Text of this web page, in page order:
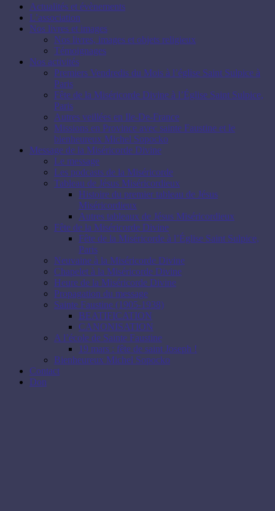
Actualités et évènements
L’association
Nos livres et images
Nos livres, images et objets religieux
Témoignages
Nos activités
Premiers Vendredis du Mois à l’église Saint Sulpice à
Paris
Fête de la Miséricorde Divine à l’Église Saint Sulpice,
Paris
Autres veillées en Ile-De-France
Missions en Province avec sainte Faustine et le
bienheureux Michel Sopocko
Message de la Miséricorde Divine
Le message
Les podcasts de la Miséricorde
Tableau de Jésus Miséricordieux
Histoire du premier tableau de Jésus
Miséricordieux
Autres tableaux de Jésus Miséricordieux
Fête de la Miséricorde Divine
Fête de la Miséricorde à l’Église Saint Sulpice,
Paris
Neuvaine à la Miséricorde Divine
Chapelet à la Miséricorde Divine
Heure de la Miséricorde Divine
Propagation du message
Sainte Faustine (1905-1938)
BEATIFICATION
CANONISATION
A l’école de Sainte Faustine
19 mars : fête de saint Joseph !
Bienheureux Michel Sopocko
Contact
Don